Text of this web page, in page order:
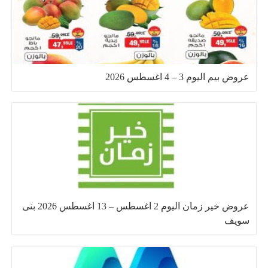
عروض بيم اليوم 3 – 4 اغسطس 2026
عروض خير زمان اليوم 2 اغسطس – 13 اغسطس 2026 بنى
سويف